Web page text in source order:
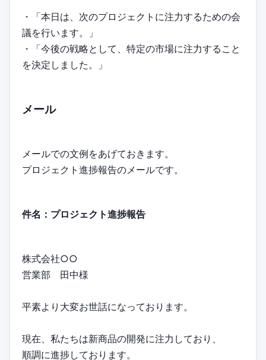
・「本日は、次のプロジェクトに注力するための会
議を行います。」
・「今後の戦略として、特定の市場に注力すること
を決定しました。」
メール
メールでの文例をあげておきます。
プロジェクト進捗報告のメールです。
件名：プロジェクト進捗報告
株式会社○○
営業部 田中様
平素より大変お世話になっております。
現在、私たちは新商品の開発に注力しており、
順調に進捗しております。